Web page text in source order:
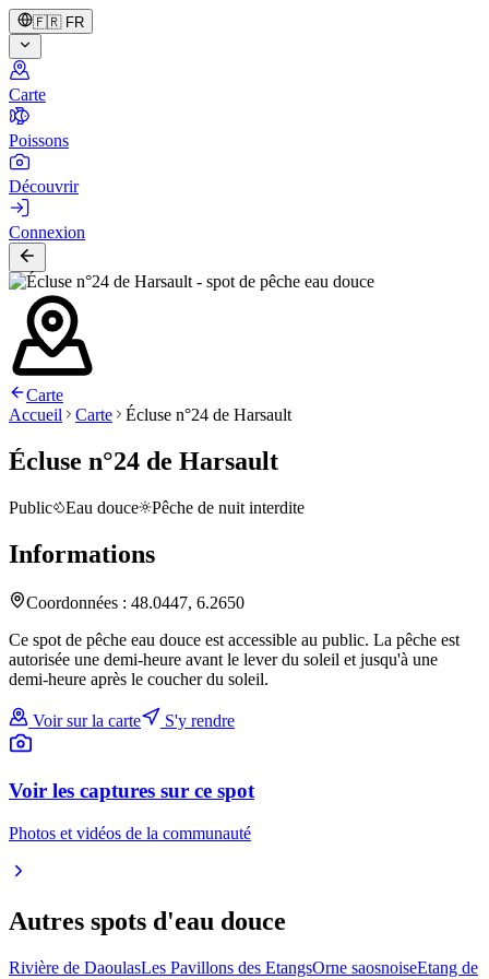
🇫🇷 FR
Carte
Poissons
Découvrir
Connexion
Carte
Accueil
Carte Écluse n°24 de Harsault
Écluse n°24 de Harsault
Public Eau douce Pêche de nuit interdite
Informations
Coordonnées : 48.0447, 6.2650
Ce spot de pêche eau douce est accessible au public. La pêche est
autorisée une demi-heure avant le lever du soleil et jusqu'à une
demi-heure après le coucher du soleil.
Voir sur la carte S'y rendre
Voir les captures sur ce spot
Photos et vidéos de la communauté
Autres spots d'eau douce
Rivière de DaoulasLes Pavillons des EtangsOrne saosnoiseEtang de